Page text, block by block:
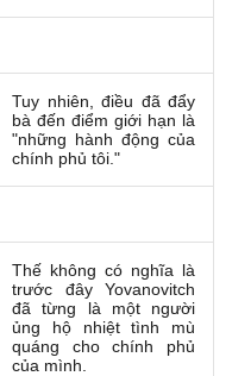
Tuy nhiên, điều đã đẩy
bà đến điểm giới hạn là
"những hành động của
chính phủ tôi."
Thế không có nghĩa là
trước đây Yovanovitch
đã từng là một người
ủng hộ nhiệt tình mù
quáng cho chính phủ
của mình.